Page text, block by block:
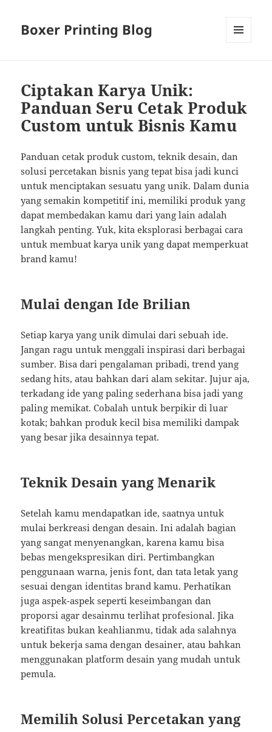
Boxer Printing Blog
Ciptakan Karya Unik:
Panduan Seru Cetak Produk
Custom untuk Bisnis Kamu
Panduan cetak produk custom, teknik desain, dan
solusi percetakan bisnis yang tepat bisa jadi kunci
untuk menciptakan sesuatu yang unik. Dalam dunia
yang semakin kompetitif ini, memiliki produk yang
dapat membedakan kamu dari yang lain adalah
langkah penting. Yuk, kita eksplorasi berbagai cara
untuk membuat karya unik yang dapat memperkuat
brand kamu!
Mulai dengan Ide Brilian
Setiap karya yang unik dimulai dari sebuah ide.
Jangan ragu untuk menggali inspirasi dari berbagai
sumber. Bisa dari pengalaman pribadi, trend yang
sedang hits, atau bahkan dari alam sekitar. Jujur aja,
terkadang ide yang paling sederhana bisa jadi yang
paling memikat. Cobalah untuk berpikir di luar
kotak; bahkan produk kecil bisa memiliki dampak
yang besar jika desainnya tepat.
Teknik Desain yang Menarik
Setelah kamu mendapatkan ide, saatnya untuk
mulai berkreasi dengan desain. Ini adalah bagian
yang sangat menyenangkan, karena kamu bisa
bebas mengekspresikan diri. Pertimbangkan
penggunaan warna, jenis font, dan tata letak yang
sesuai dengan identitas brand kamu. Perhatikan
juga aspek-aspek seperti keseimbangan dan
proporsi agar desainmu terlihat profesional. Jika
kreatifitas bukan keahlianmu, tidak ada salahnya
untuk bekerja sama dengan desainer, atau bahkan
menggunakan platform desain yang mudah untuk
pemula.
Memilih Solusi Percetakan yang